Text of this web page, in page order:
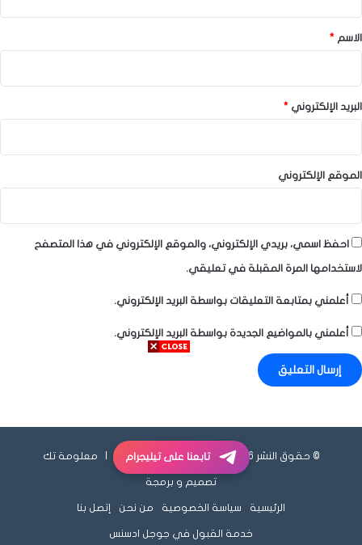
*الاسم *
البريد الإلكتروني *
الموقع الإلكتروني
احفظ اسمي، بريدي الإلكتروني، والموقع الإلكتروني في هذا المتصفح
لاستخدامها المرة المقبلة في تعليقي.
أعلمني بمتابعة التعليقات بواسطة البريد الإلكتروني.
أعلمني بالمواضيع الجديدة بواسطة البريد الإلكتروني.
© حقوق النشر 2026، جميع الحقوق محفوظة | معلومة تك
تصميم و برمجة
الرئيسية سياسة الخصوصية من نحن إتصل بنا
خدمة القبول في جوجل ادسنس
تابعنا على تيليجرام